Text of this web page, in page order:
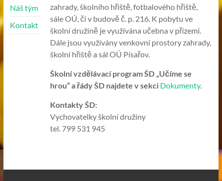
zahrady, školního hřiště, fotbalového hřiště,
sále OÚ, či v budově č. p. 216. K pobytu ve
školní družině je využívána učebna v přízemí.
Dále jsou využívány venkovní prostory zahrady,
školní hřiště a sál OÚ Písařov.
Školní vzdělávací program ŠD „Učíme se
hrou“ a řády ŠD najdete v sekci Dokumenty.
Kontakty ŠD:
Vychovatelky školní družiny
tel. 799 531 945
Náš tým
Kontakt